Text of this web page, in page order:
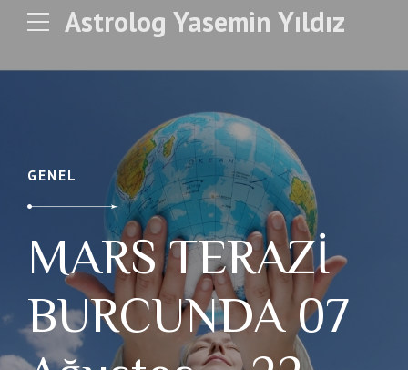
Astrolog Yasemin Yıldız
GENEL
MARS TERAZİ
BURCUNDA 07